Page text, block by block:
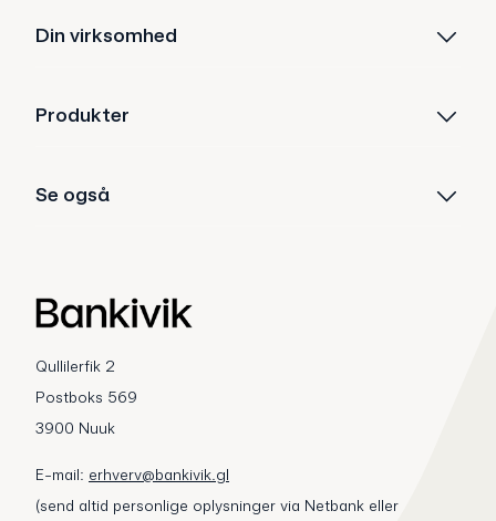
Din virksomhed
Produkter
Se også
Qullilerfik 2
Postboks 569
3900 Nuuk
E-mail: erhverv@bankivik.gl
(send altid personlige oplysninger via Netbank eller